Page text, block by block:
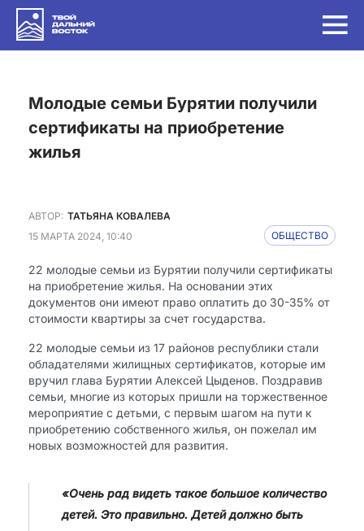
Молодые семьи Бурятии получили
сертификаты на приобретение
жилья
АВТОР: ТАТЬЯНА КОВАЛЕВА
15 МАРТА 2024, 10:40
ОБЩЕСТВО
22 молодые семьи из Бурятии получили сертификаты
на приобретение жилья. На основании этих
документов они имеют право оплатить до 30-35% от
стоимости квартиры за счет государства.
22 молодые семьи из 17 районов республики стали
обладателями жилищных сертификатов, которые им
вручил глава Бурятии Алексей Цыденов. Поздравив
семьи, многие из которых пришли на торжественное
мероприятие с детьми, с первым шагом на пути к
приобретению собственного жилья, он пожелал им
новых возможностей для развития.
«Очень рад видеть такое большое количество
детей. Это правильно. Детей должно быть